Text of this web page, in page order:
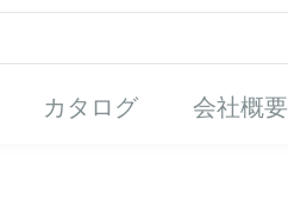
カタログ 会社概要